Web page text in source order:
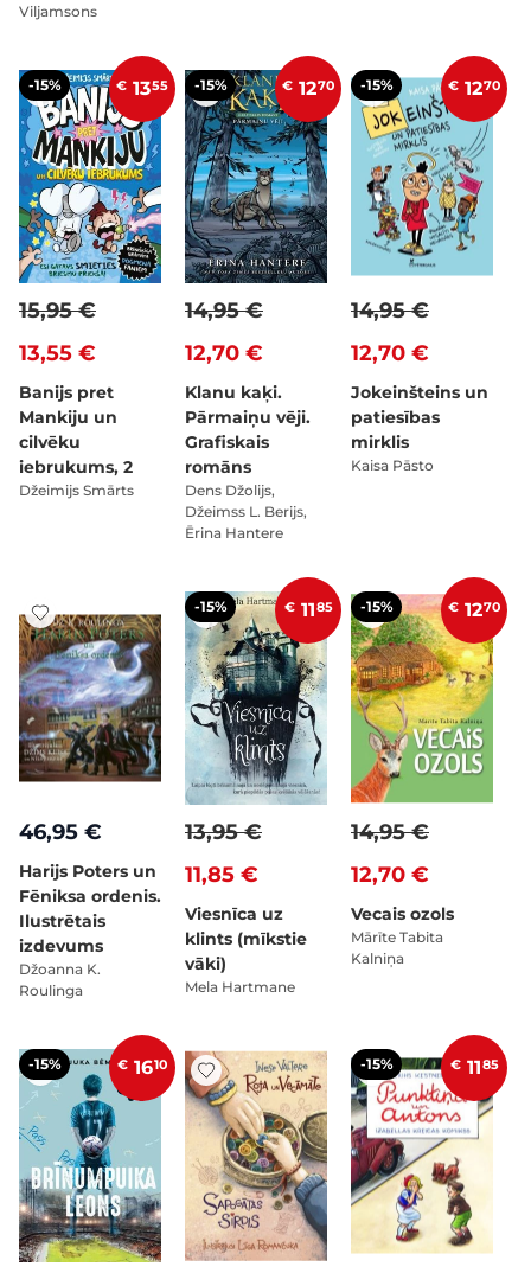
Viljamsons
-15% € 1355
13,55 €
15,95 €
Banijs pret
Mankiju un
cilvēku
iebrukums, 2
Džeimijs Smārts
-15% € 1270
12,70 €
14,95 €
Klanu kaķi.
Pārmaiņu vēji.
Grafiskais
romāns
Dens Džolijs,
Džeimss L. Berijs,
Ērina Hantere
-15% € 1270
12,70 €
14,95 €
Jokeinšteins un
patiesības
mirklis
Kaisa Pāsto
46,95 €
Harijs Poters un
Fēniksa ordenis.
Ilustrētais
izdevums
Džoanna K.
Roulinga
-15% € 1185
11,85 €
13,95 €
Viesnīca uz
klints (mīkstie
vāki)
Mela Hartmane
-15% € 1270
12,70 €
14,95 €
Vecais ozols
Mārīte Tabita
Kalniņa
-15% € 1610 -15% € 1185